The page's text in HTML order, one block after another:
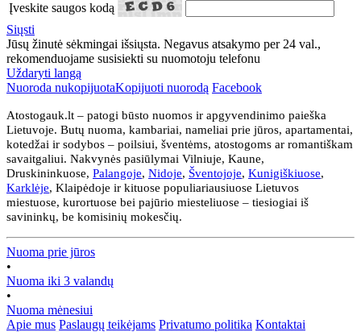
Įveskite saugos kodą
Siųsti
Jūsų žinutė sėkmingai išsiųsta. Negavus atsakymo per 24 val.,
rekomenduojame susisiekti su nuomotoju telefonu
Uždaryti langą
Nuoroda nukopijuotaKopijuoti nuorodą Facebook
Atostogauk.lt – patogi būsto nuomos ir apgyvendinimo paieška
Lietuvoje. Butų nuoma, kambariai, nameliai prie jūros, apartamentai,
kotedžai ir sodybos – poilsiui, šventėms, atostogoms ar romantiškam
savaitgaliui. Nakvynės pasiūlymai Vilniuje, Kaune,
Druskininkuose, Palangoje, Nidoje, Šventojoje, Kunigiškiuose,
Karklėje, Klaipėdoje ir kituose populiariausiuose Lietuvos
miestuose, kurortuose bei pajūrio miesteliuose – tiesiogiai iš
savininkų, be komisinių mokesčių.
Nuoma prie jūros
•
Nuoma iki 3 valandų
•
Nuoma mėnesiui
Apie mus Paslaugų teikėjams Privatumo politika Kontaktai